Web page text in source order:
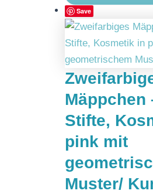
Save
Mäppchen
Stifte,
pink mit
Muster/